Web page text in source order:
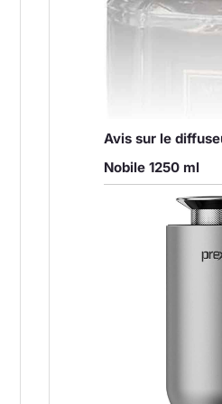
Avis sur le
Nobile 1250 ml